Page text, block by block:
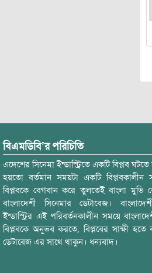
বিএমডিবি’র পরিচিতি
এদেশের সিনেমা ইন্ডাস্ট্রিতে একটি বিপ্লব ঘটতে
হয়তো বর্তমান সময়টা একটি
বিপ্লবকে বেগবান করে তুলতেই বাংলা মুভি
বাংলাদেশী সিনেমার ডেটাবেজ।
ইন্ডাস্ট্রির এই পরিবর্তনকালীন সময়ে
বিপ্লবকে অনুভব করতে, বিপ্লবের সাক্ষী হতে
ডেটাবেজ এর সাথে থাকুন। ধন্যবাদ।